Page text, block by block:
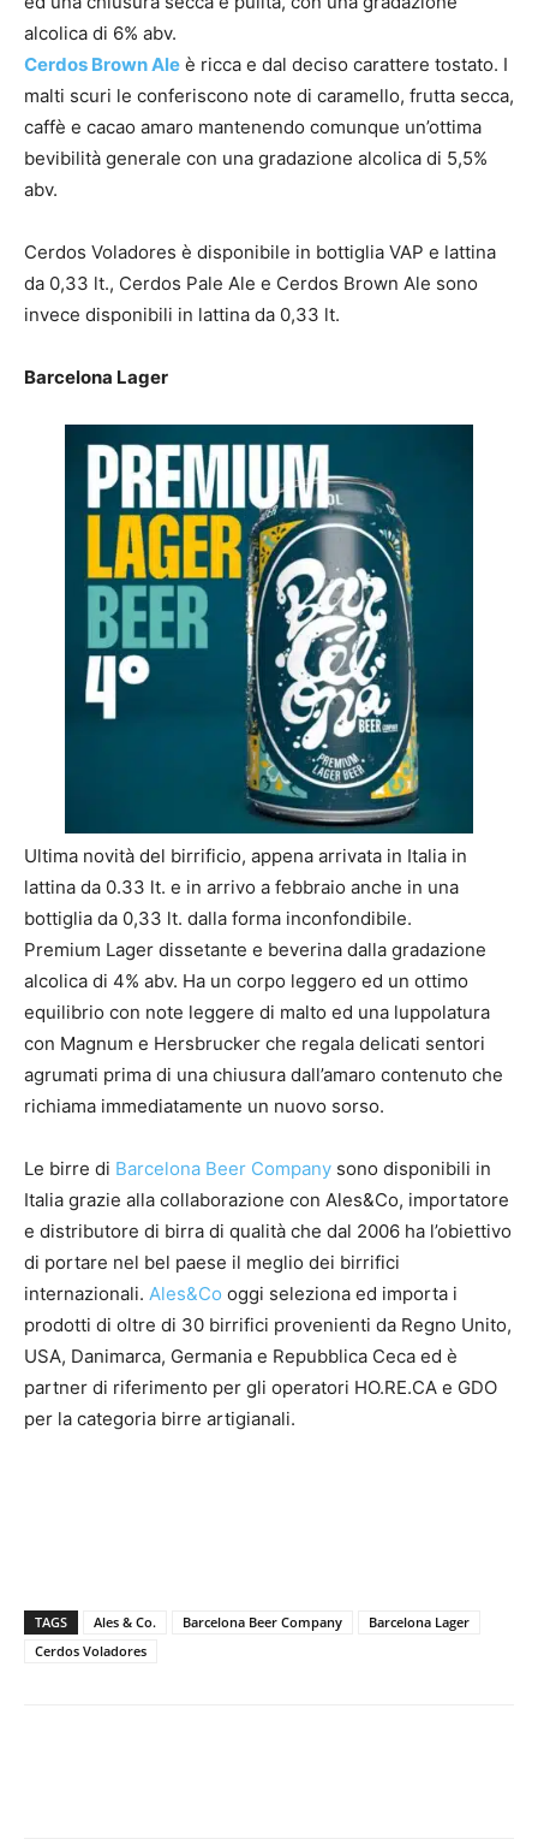
alcolica di 6% abv.
Cerdos Brown Ale è ricca e dal deciso carattere tostato. I
malti scuri le conferiscono note di caramello, frutta secca,
caffè e cacao amaro mantenendo comunque un’ottima
bevibilità generale con una gradazione alcolica di 5,5%
abv.
Cerdos Voladores è disponibile in bottiglia VAP e lattina
da 0,33 lt., Cerdos Pale Ale e Cerdos Brown Ale sono
invece disponibili in lattina da 0,33 lt.
Barcelona Lager
Ultima novità del birrificio, appena arrivata in Italia in
lattina da 0.33 lt. e in arrivo a febbraio anche in una
bottiglia da 0,33 lt. dalla forma inconfondibile.
Premium Lager dissetante e beverina dalla gradazione
alcolica di 4% abv. Ha un corpo leggero ed un ottimo
equilibrio con note leggere di malto ed una luppolatura
con Magnum e Hersbrucker che regala delicati sentori
agrumati prima di una chiusura dall’amaro contenuto che
richiama immediatamente un nuovo sorso.
Le birre di Barcelona Beer Company sono disponibili in
Italia grazie alla collaborazione con Ales&Co, importatore
e distributore di birra di qualità che dal 2006 ha l’obiettivo
di portare nel bel paese il meglio dei birrifici
internazionali. Ales&Co oggi seleziona ed importa i
prodotti di oltre di 30 birrifici provenienti da Regno Unito,
USA, Danimarca, Germania e Repubblica Ceca ed è
partner di riferimento per gli operatori HO.RE.CA e GDO
per la categoria birre artigianali.
TAGS Ales & Co. Barcelona Beer Company
Barcelona Lager
Cerdos Voladores